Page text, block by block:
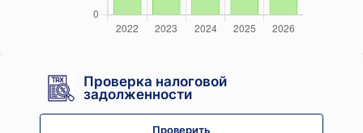
Проверка налоговой
задолженности
Проверить